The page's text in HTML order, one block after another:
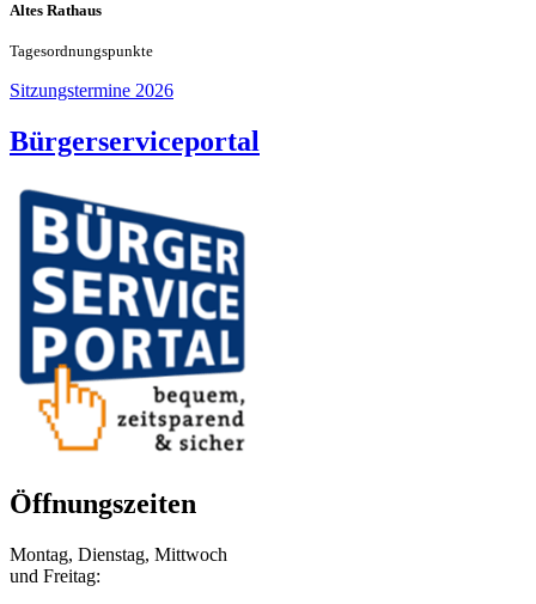
Altes Rathaus
Tagesordnungspunkte
Sitzungstermine 2026
Bürgerserviceportal
Öffnungszeiten
Montag, Dienstag, Mittwoch
und Freitag: